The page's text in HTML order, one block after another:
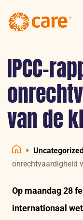
IPCC-
van de
Home
onrechtvaardigheid
Op maandag 28
internationaal